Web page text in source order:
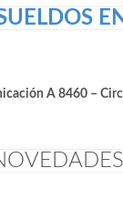
A 8460 –